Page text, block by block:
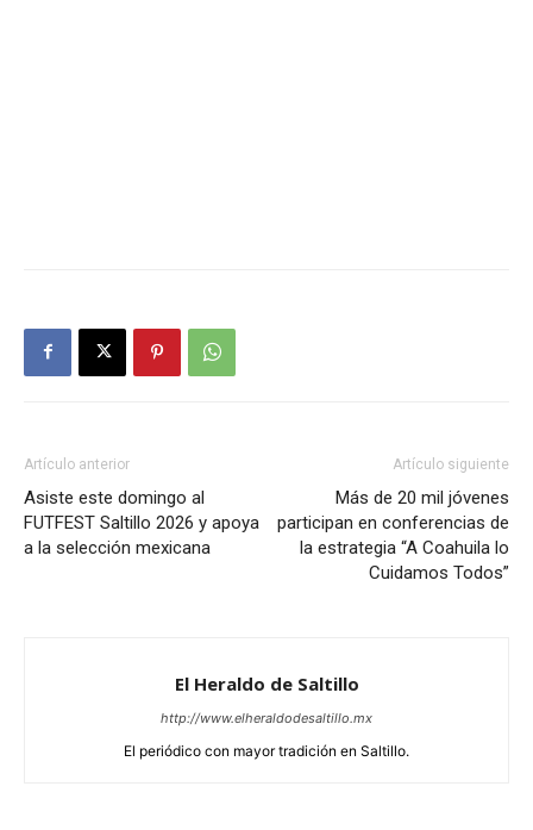
Artículo anterior
Asiste este domingo al
FUTFEST Saltillo 2026 y apoya
a la selección mexicana
Artículo siguiente
Más de 20 mil jóvenes
participan en conferencias de
la estrategia “A Coahuila lo
Cuidamos Todos”
El Heraldo de Saltillo
http://www.elheraldodesaltillo.mx
El periódico con mayor tradición en Saltillo.